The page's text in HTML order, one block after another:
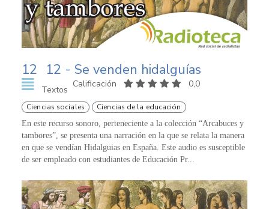
12 12 - Se venden hidalguías
Textos
Calificación 0,0
Ciencias sociales Ciencias de la educación
En este recurso sonoro, perteneciente a la colección “Arcabuces y
tambores”, se presenta una narración en la que se relata la manera
en que se vendían Hidalguias en España. Este audio es susceptible
de ser empleado con estudiantes de Educación Pr...